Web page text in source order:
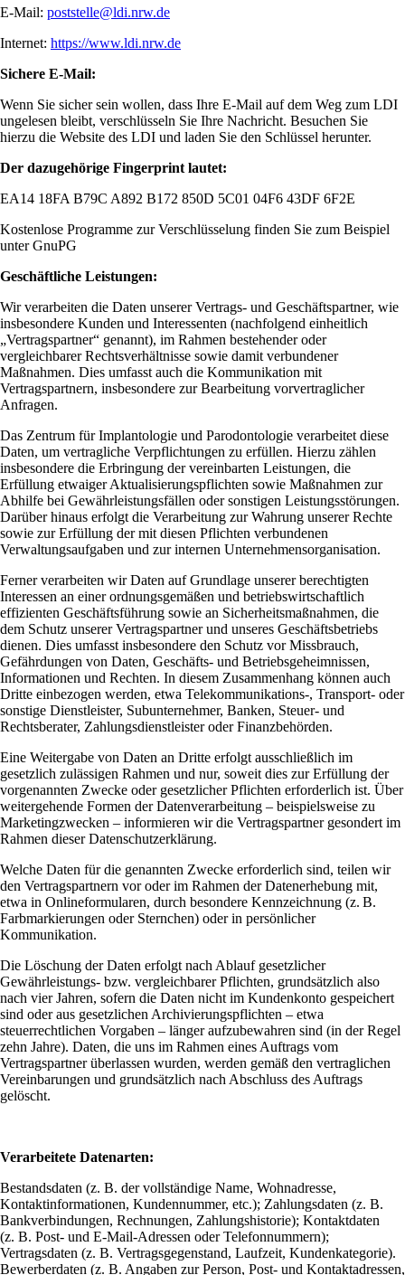
E-Mail: poststelle@ldi.nrw.de
Internet: https://www.ldi.nrw.de
Sichere E-Mail:
Wenn Sie sicher sein wollen, dass Ihre E-Mail auf dem Weg zum LDI
ungelesen bleibt, verschlüsseln Sie Ihre Nachricht. Besuchen Sie
hierzu die Website des LDI und laden Sie den Schlüssel herunter.
Der dazugehörige Fingerprint lautet:
EA14 18FA B79C A892 B172 850D 5C01 04F6 43DF 6F2E
Kostenlose Programme zur Verschlüsselung finden Sie zum Beispiel
unter GnuPG
Geschäftliche Leistungen:
Wir verarbeiten die Daten unserer Vertrags- und Geschäftspartner, wie
insbesondere Kunden und Interessenten (nachfolgend einheitlich
„Vertragspartner“ genannt), im Rahmen bestehender oder
vergleichbarer Rechtsverhältnisse sowie damit verbundener
Maßnahmen. Dies umfasst auch die Kommunikation mit
Vertragspartnern, insbesondere zur Bearbeitung vorvertraglicher
Anfragen.
Das Zentrum für Implantologie und Parodontologie verarbeitet diese
Daten, um vertragliche Verpflichtungen zu erfüllen. Hierzu zählen
insbesondere die Erbringung der vereinbarten Leistungen, die
Erfüllung etwaiger Aktualisierungspflichten sowie Maßnahmen zur
Abhilfe bei Gewährleistungsfällen oder sonstigen Leistungsstörungen.
Darüber hinaus erfolgt die Verarbeitung zur Wahrung unserer Rechte
sowie zur Erfüllung der mit diesen Pflichten verbundenen
Verwaltungsaufgaben und zur internen Unternehmensorganisation.
Ferner verarbeiten wir Daten auf Grundlage unserer berechtigten
Interessen an einer ordnungsgemäßen und betriebswirtschaftlich
effizienten Geschäftsführung sowie an Sicherheitsmaßnahmen, die
dem Schutz unserer Vertragspartner und unseres Geschäftsbetriebs
dienen. Dies umfasst insbesondere den Schutz vor Missbrauch,
Gefährdungen von Daten, Geschäfts- und Betriebsgeheimnissen,
Informationen und Rechten. In diesem Zusammenhang können auch
Dritte einbezogen werden, etwa Telekommunikations-, Transport- oder
sonstige Dienstleister, Subunternehmer, Banken, Steuer- und
Rechtsberater, Zahlungsdienstleister oder Finanzbehörden.
Eine Weitergabe von Daten an Dritte erfolgt ausschließlich im
gesetzlich zulässigen Rahmen und nur, soweit dies zur Erfüllung der
vorgenannten Zwecke oder gesetzlicher Pflichten erforderlich ist. Über
weitergehende Formen der Datenverarbeitung – beispielsweise zu
Marketingzwecken – informieren wir die Vertragspartner gesondert im
Rahmen dieser Datenschutzerklärung.
Welche Daten für die genannten Zwecke erforderlich sind, teilen wir
den Vertragspartnern vor oder im Rahmen der Datenerhebung mit,
etwa in Onlineformularen, durch besondere Kennzeichnung (z. B.
Farbmarkierungen oder Sternchen) oder in persönlicher
Kommunikation.
Die Löschung der Daten erfolgt nach Ablauf gesetzlicher
Gewährleistungs- bzw. vergleichbarer Pflichten, grundsätzlich also
nach vier Jahren, sofern die Daten nicht im Kundenkonto gespeichert
sind oder aus gesetzlichen Archivierungspflichten – etwa
steuerrechtlichen Vorgaben – länger aufzubewahren sind (in der Regel
zehn Jahre). Daten, die uns im Rahmen eines Auftrags vom
Vertragspartner überlassen wurden, werden gemäß den vertraglichen
Vereinbarungen und grundsätzlich nach Abschluss des Auftrags
gelöscht.
Verarbeitete Datenarten:
Bestandsdaten (z. B. der vollständige Name, Wohnadresse,
Kontaktinformationen, Kundennummer, etc.); Zahlungsdaten (z. B.
Bankverbindungen, Rechnungen, Zahlungshistorie); Kontaktdaten
(z. B. Post- und E-Mail-Adressen oder Telefonnummern);
Vertragsdaten (z. B. Vertragsgegenstand, Laufzeit, Kundenkategorie).
Bewerberdaten (z. B. Angaben zur Person, Post- und Kontaktadressen,